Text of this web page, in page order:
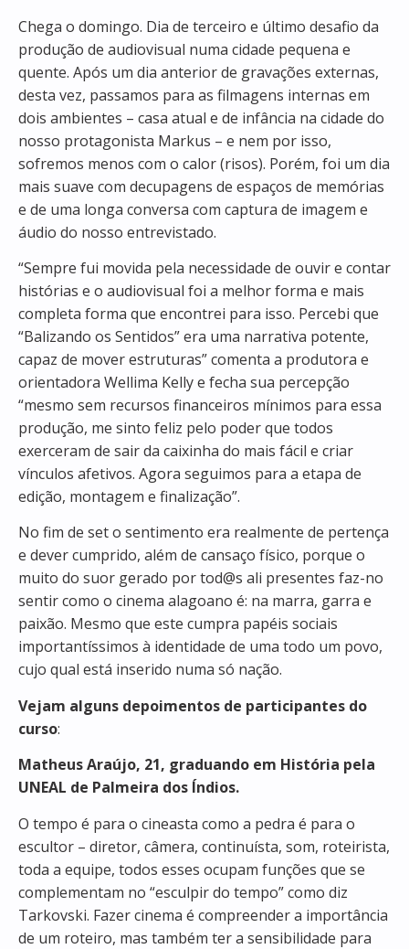
Chega o domingo. Dia de terceiro e último desafio da
produção de audiovisual numa cidade pequena e
quente. Após um dia anterior de gravações externas,
desta vez, passamos para as filmagens internas em
dois ambientes – casa atual e de infância na cidade do
nosso protagonista Markus – e nem por isso,
sofremos menos com o calor (risos). Porém, foi um dia
mais suave com decupagens de espaços de memórias
e de uma longa conversa com captura de imagem e
áudio do nosso entrevistado.
“Sempre fui movida pela necessidade de ouvir e contar
histórias e o audiovisual foi a melhor forma e mais
completa forma que encontrei para isso. Percebi que
“Balizando os Sentidos” era uma narrativa potente,
capaz de mover estruturas” comenta a produtora e
orientadora Wellima Kelly e fecha sua percepção
“mesmo sem recursos financeiros mínimos para essa
produção, me sinto feliz pelo poder que todos
exerceram de sair da caixinha do mais fácil e criar
vínculos afetivos. Agora seguimos para a etapa de
edição, montagem e finalização”.
No fim de set o sentimento era realmente de pertença
e dever cumprido, além de cansaço físico, porque o
muito do suor gerado por tod@s ali presentes faz-no
sentir como o cinema alagoano é: na marra, garra e
paixão. Mesmo que este cumpra papéis sociais
importantíssimos à identidade de uma todo um povo,
cujo qual está inserido numa só nação.
Vejam alguns depoimentos de participantes do
curso:
Matheus Araújo, 21, graduando em História pela
UNEAL de Palmeira dos Índios.
O tempo é para o cineasta como a pedra é para o
escultor – diretor, câmera, continuísta, som, roteirista,
toda a equipe, todos esses ocupam funções que se
complementam no “esculpir do tempo” como diz
Tarkovski. Fazer cinema é compreender a importância
de um roteiro, mas também ter a sensibilidade para